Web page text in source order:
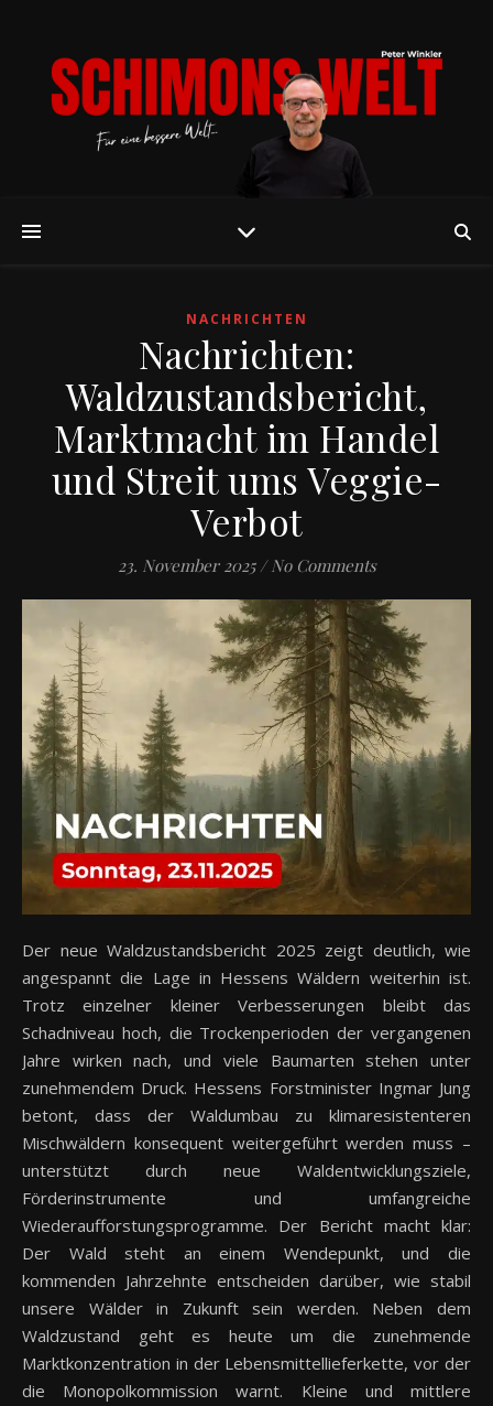
NACHRICHTEN
Nachrichten:
Waldzustandsbericht,
Marktmacht im Handel
und Streit ums Veggie-
Verbot
23. November 2025 / No Comments
Der neue Waldzustandsbericht 2025 zeigt deutlich, wie
angespannt die Lage in Hessens Wäldern weiterhin ist.
Trotz einzelner kleiner Verbesserungen bleibt das
Schadniveau hoch, die Trockenperioden der vergangenen
Jahre wirken nach, und viele Baumarten stehen unter
zunehmendem Druck. Hessens Forstminister Ingmar Jung
betont, dass der Waldumbau zu klimaresistenteren
Mischwäldern konsequent weitergeführt werden muss –
unterstützt durch neue Waldentwicklungsziele,
Förderinstrumente und umfangreiche
Wiederaufforstungsprogramme. Der Bericht macht klar:
Der Wald steht an einem Wendepunkt, und die
kommenden Jahrzehnte entscheiden darüber, wie stabil
unsere Wälder in Zukunft sein werden. Neben dem
Waldzustand geht es heute um die zunehmende
Marktkonzentration in der Lebensmittellieferkette, vor der
die Monopolkommission warnt. Kleine und mittlere